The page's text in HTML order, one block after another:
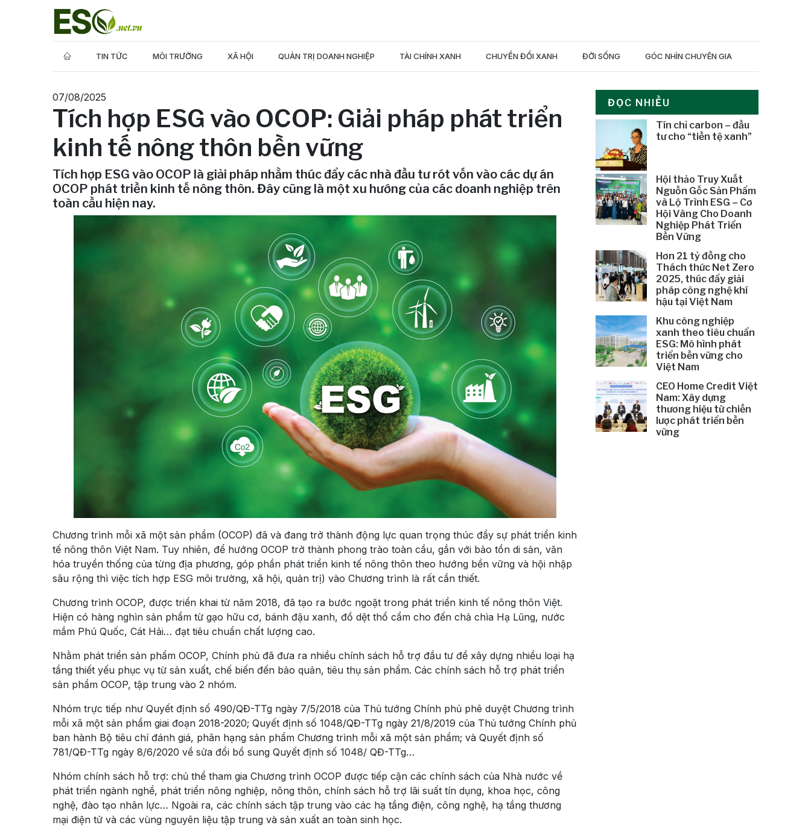
TIN TỨC MÔI TRƯỜNG XÃ HỘI QUẢN TRỊ DOANH NGHIỆP TÀI CHÍNH XANH CHUYỂN ĐỔI XANH ĐỜI SỐNG GÓC NHÌN CHUYÊN GIA
07/08/2025
Tích hợp ESG vào OCOP: Giải pháp phát triển
kinh tế nông thôn bền vững
Tích hợp ESG vào OCOP là giải pháp nhằm thúc đẩy các nhà đầu tư rót vốn vào các dự án
OCOP phát triền kinh tế nông thôn. Đây cũng là một xu hướng của các doanh nghiệp trên
toàn cầu hiện nay.
Chương trình mỗi xã một sản phẩm (OCOP) đã và đang trở thành động lực quan trọng thúc đẩy sự phát triển kinh
tế nông thôn Việt Nam. Tuy nhiên, để hướng OCOP trở thành phong trào toàn cầu, gắn với bảo tồn di sản, văn
hóa truyền thống của từng địa phương, góp phần phát triển kinh tế nông thôn theo hướng bền vững và hội nhập
sâu rộng thì việc tích hợp ESG môi trường, xã hội, quản trị) vào Chương trình là rất cần thiết.
Chương trình OCOP, được triển khai từ năm 2018, đã tạo ra bước ngoặt trong phát triển kinh tế nông thôn Việt.
Hiện có hàng nghìn sản phẩm từ gạo hữu cơ, bánh đậu xanh, đồ dệt thổ cẩm cho đến chả chìa Hạ Lũng, nước
mắm Phú Quốc, Cát Hải… đạt tiêu chuẩn chất lượng cao.
Nhằm phát triển sản phẩm OCOP, Chính phủ đã đưa ra nhiều chính sách hỗ trợ đầu tư để xây dựng nhiều loại hạ
tầng thiết yếu phục vụ từ sản xuất, chế biến đến bảo quản, tiêu thụ sản phẩm. Các chính sách hỗ trợ phát triển
sản phẩm OCOP, tập trung vào 2 nhóm.
Nhóm trực tiếp như Quyết định số 490/QĐ-TTg ngày 7/5/2018 của Thủ tướng Chính phủ phê duyệt Chương trình
mỗi xã một sản phẩm giai đoạn 2018-2020; Quyết định số 1048/QĐ-TTg ngày 21/8/2019 của Thủ tướng Chính phủ
ban hành Bộ tiêu chí đánh giá, phân hạng sản phẩm Chương trình mỗi xã một sản phẩm; và Quyết định số
781/QĐ-TTg ngày 8/6/2020 về sửa đổi bổ sung Quyết định số 1048/ QĐ-TTg…
Nhóm chính sách hỗ trợ: chủ thể tham gia Chương trình OCOP được tiếp cận các chính sách của Nhà nước về
phát triển ngành nghề, phát triển nông nghiệp, nông thôn, chính sách hỗ trợ lãi suất tín dụng, khoa học, công
nghệ, đào tạo nhân lực… Ngoài ra, các chính sách tập trung vào các hạ tầng điện, công nghệ, hạ tầng thương
mại điện tử và các vùng nguyên liệu tập trung và sản xuất an toàn sinh học.
ĐỌC NHIỀU
Tín chỉ carbon – đầu
tư cho “tiền tệ xanh”
Hội thảo Truy Xuất
Nguồn Gốc Sản Phẩm
và Lộ Trình ESG – Cơ
Hội Vàng Cho Doanh
Nghiệp Phát Triển
Bền Vững
Hơn 21 tỷ đồng cho
Thách thức Net Zero
2025, thúc đẩy giải
pháp công nghệ khí
hậu tại Việt Nam
Khu công nghiệp
xanh theo tiêu chuẩn
ESG: Mô hình phát
triển bền vững cho
Việt Nam
CEO Home Credit Việt
Nam: Xây dựng
thương hiệu từ chiến
lược phát triển bền
vững